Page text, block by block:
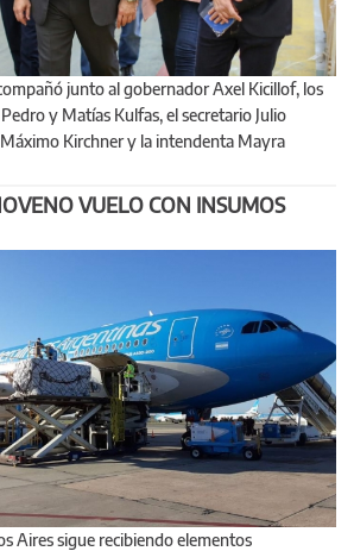
y Matías Kulfas, el secretario Julio
Kirchner y la intendenta Mayra
VUELO CON INSUMOS